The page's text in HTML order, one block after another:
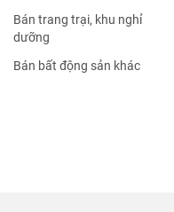
Bán trang trại, khu nghỉ
dưỡng
Bán bất động sản khác